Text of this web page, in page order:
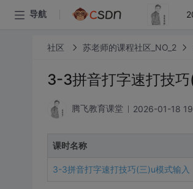
导航
社区 苏老师的课程社区_NO_2
3-3拼音打字速打技
腾飞教育课堂 2026-01-18
课时名称
3-3拼音打字速打技巧(三)u模式输入